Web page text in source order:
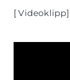
[ Videoklipp]